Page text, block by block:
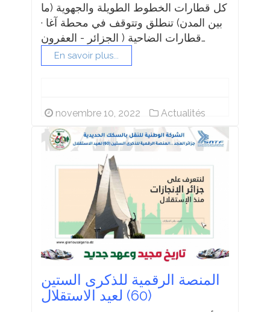
كل قطارات الخطوط الطويلة والجهوية (ما
بين المدن) تنطلق وتتوقف في محطة آغا ·
قطارات الضاحية ( الجزائر - العفرون…
En savoir plus...
novembre 10, 2022 Actualités
المنصة الرقمية للذكرى الستين
(60) لعيد الاستقلال